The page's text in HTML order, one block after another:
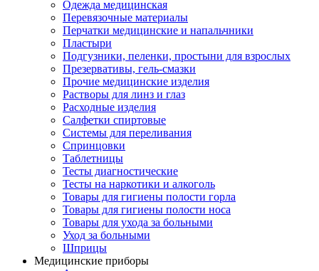
Одежда медицинская
Перевязочные материалы
Перчатки медицинские и напальчники
Пластыри
Подгузники, пеленки, простыни для взрослых
Презервативы, гель-смазки
Прочие медицинские изделия
Растворы для линз и глаз
Расходные изделия
Салфетки спиртовые
Системы для переливания
Спринцовки
Таблетницы
Тесты диагностические
Тесты на наркотики и алкоголь
Товары для гигиены полости горла
Товары для гигиены полости носа
Товары для ухода за больными
Уход за больными
Шприцы
Медицинские приборы